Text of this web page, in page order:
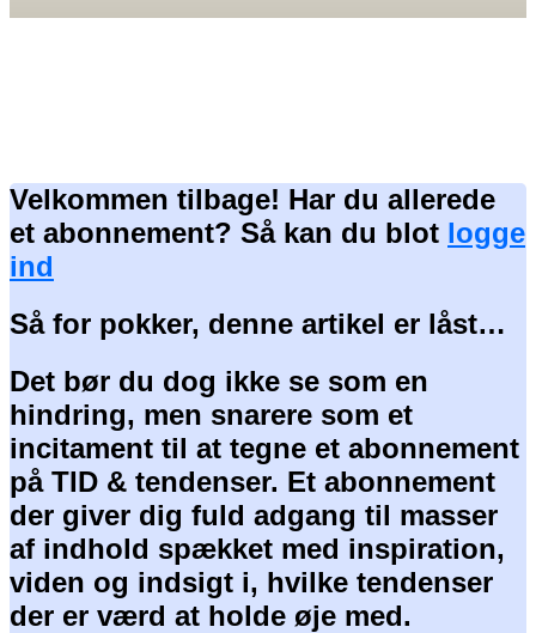
Velkommen tilbage! Har du allerede
et abonnement? Så kan du blot logge
ind
Så for pokker, denne artikel er låst…
Det bør du dog ikke se som en
hindring, men snarere som et
incitament til at tegne et abonnement
på TID & tendenser. Et abonnement
der giver dig fuld adgang til masser
af indhold spækket med inspiration,
viden og indsigt i, hvilke tendenser
der er værd at holde øje med.